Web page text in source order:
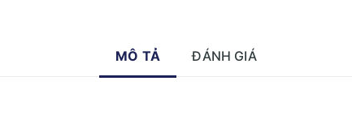
MÔ TẢ ĐÁNH GIÁ